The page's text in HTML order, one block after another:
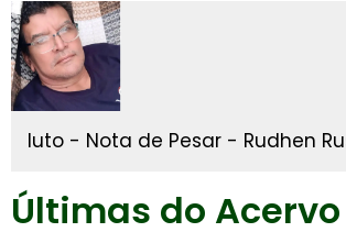
luto - Nota de Pesar - Rudhen
Últimas do Acervo